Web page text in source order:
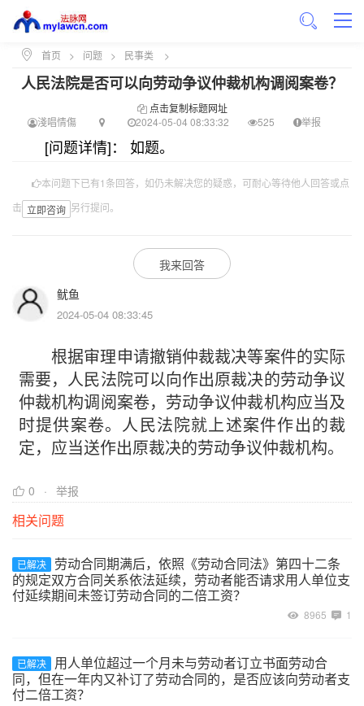
首页 > 问题 > 民事类 >
人民法院是否可以向劳动争议仲裁机构调阅案卷？
点击复制标题网址
淺唱情傷
2024-05-04 08:33:32 525 举报
[问题详情]： 如题。
本问题下已有1条回答，如仍未解决您的疑惑，可耐心等待他人回答或点
击 立即咨询 另行提问。
我来回答
鱿鱼
2024-05-04 08:33:45
根据审理申请撤销仲裁裁决等案件的实际
需要，人民法院可以向作出原裁决的劳动争议
仲裁机构调阅案卷，劳动争议仲裁机构应当及
时提供案卷。人民法院就上述案件作出的裁
定，应当送作出原裁决的劳动争议仲裁机构。
0 举报
相关问题
已解决
劳动合同期满后，依照《劳动合同法》第四十二条
的规定双方合同关系依法延续，劳动者能否请求用人单位支
付延续期间未签订劳动合同的二倍工资？
8965 1
已解决
用人单位超过一个月未与劳动者订立书面劳动合
同，但在一年内又补订了劳动合同的，是否应该向劳动者支
付二倍工资？